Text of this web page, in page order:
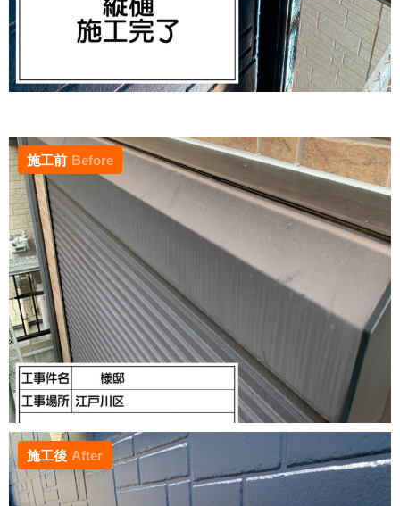
施工前 Before
施工後 After